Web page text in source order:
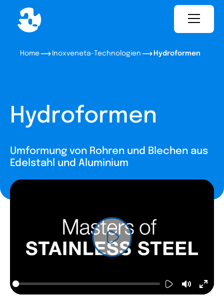
Home Inoxveneta-Technologien Hydroformen
Hydroformen
Umformung von Rohren und Blechen aus
Edelstahl und Aluminium
Play MuteEnter
Play